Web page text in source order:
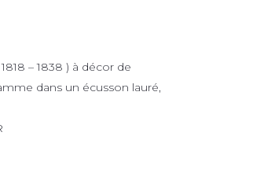
– 1838 ) à décor de
dans un écusson lauré,